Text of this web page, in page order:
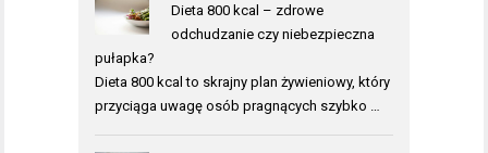
Dieta 800 kcal – zdrowe
odchudzanie czy niebezpieczna
pułapka?
Dieta 800 kcal to skrajny plan żywieniowy, który
przyciąga uwagę osób pragnących szybko …